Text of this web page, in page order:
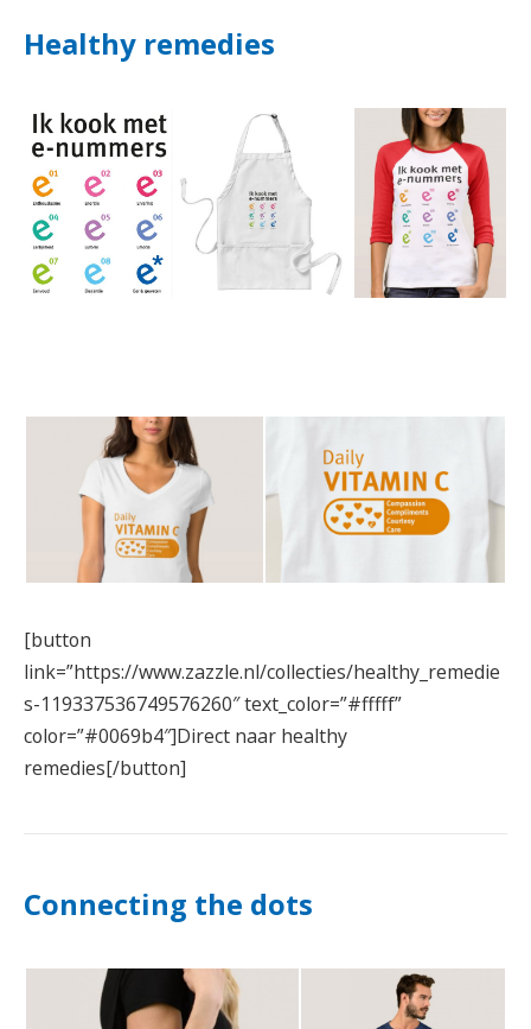
Healthy remedies
[button
link=”https://www.zazzle.nl/collecties/healthy_remedie
s-119337536749576260″ text_color=”#fffff”
color=”#0069b4″]Direct naar healthy
remedies[/button]
Connecting the dots